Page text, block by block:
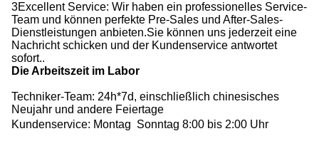
3Excellent Service: Wir haben ein professionelles Service-
Team und können perfekte Pre-Sales und After-Sales-
Dienstleistungen anbieten.Sie können uns jederzeit eine
Nachricht schicken und der Kundenservice antwortet
sofort..
Die Arbeitszeit im Labor
Techniker-Team: 24h*7d, einschließlich chinesisches
Neujahr und andere Feiertage
Kundenservice: Montag  Sonntag 8:00 bis 2:00 Uhr